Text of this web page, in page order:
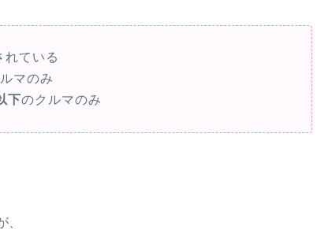
れている
マのみ
下のクルマのみ
、